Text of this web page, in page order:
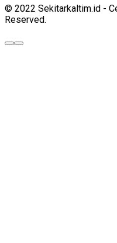
© 2022 Sekitarkaltim.id -
Reserved.